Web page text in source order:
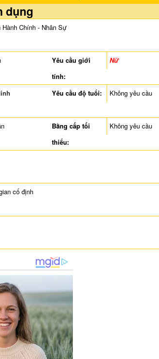
dụng
Hành Chính - Nhân Sự
Yêu cầu giới
tính:
Nữ
Yêu cầu độ tuổi: Không yêu cầu
Bằng cấp tối
thiểu:
Không yêu cầu
cố định